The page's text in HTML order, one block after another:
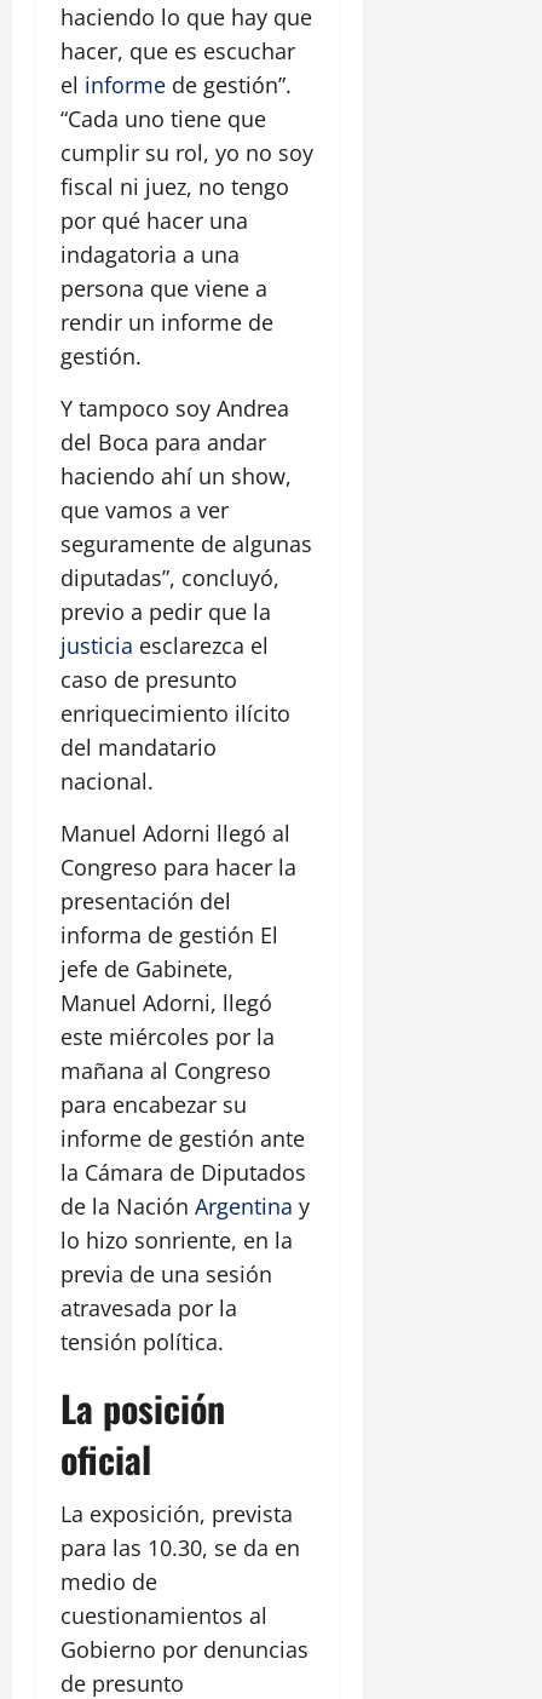
haciendo lo que hay que
hacer, que es escuchar
el informe de gestión”.
“Cada uno tiene que
cumplir su rol, yo no soy
fiscal ni juez, no tengo
por qué hacer una
indagatoria a una
persona que viene a
rendir un informe de
gestión.
Y tampoco soy Andrea
del Boca para andar
haciendo ahí un show,
que vamos a ver
seguramente de algunas
diputadas”, concluyó,
previo a pedir que la
justicia esclarezca el
caso de presunto
enriquecimiento ilícito
del mandatario
nacional.
Manuel Adorni llegó al
Congreso para hacer la
presentación del
informa de gestión El
jefe de Gabinete,
Manuel Adorni, llegó
este miércoles por la
mañana al Congreso
para encabezar su
informe de gestión ante
la Cámara de Diputados
de la Nación Argentina y
lo hizo sonriente, en la
previa de una sesión
atravesada por la
tensión política.
La posición
oficial
La exposición, prevista
para las 10.30, se da en
medio de
cuestionamientos al
Gobierno por denuncias
de presunto